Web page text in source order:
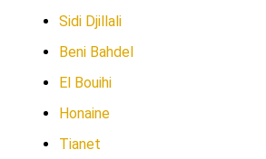
Sidi Djillali
Beni Bahdel
El Bouihi
Honaine
Tianet